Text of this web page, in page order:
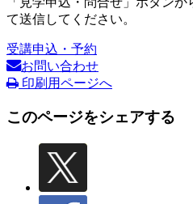
て送信してください。
受講申込・予約
お問い合わせ
印刷用ページへ
このページをシェアする